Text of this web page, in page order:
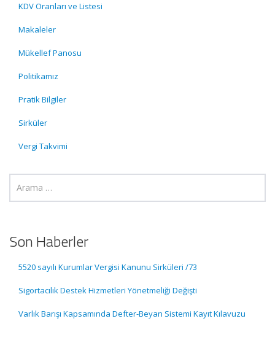
KDV Oranları ve Listesi
Makaleler
Mükellef Panosu
Politikamız
Pratik Bilgiler
Sirküler
Vergi Takvimi
Son Haberler
5520 sayılı Kurumlar Vergisi Kanunu Sirküleri /73
Sigortacılık Destek Hizmetleri Yönetmeliği Değişti
Varlık Barışı Kapsamında Defter-Beyan Sistemi Kayıt Kılavuzu